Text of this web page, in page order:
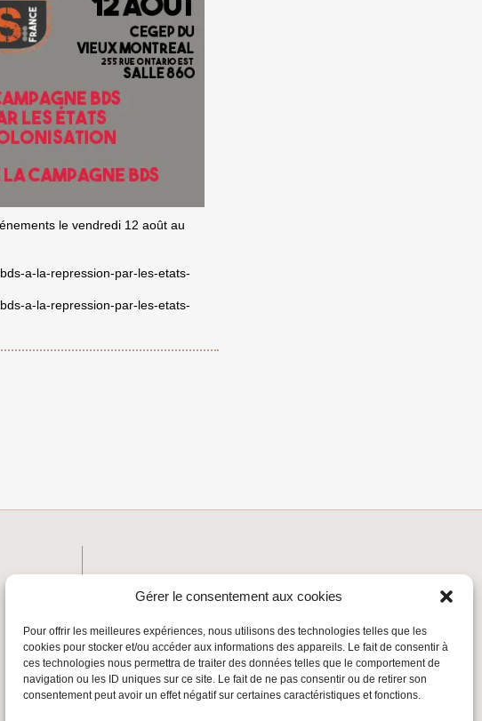
Gérer le consentement aux cookies
Pour offrir les meilleures expériences, nous utilisons des technologies telles que les
cookies pour stocker et/ou accéder aux informations des appareils. Le fait de consentir à
ces technologies nous permettra de traiter des données telles que le comportement de
navigation ou les ID uniques sur ce site. Le fait de ne pas consentir ou de retirer son
consentement peut avoir un effet négatif sur certaines caractéristiques et fonctions.
le vendredi 12 août au
a-la-repression-par-les-etats-
a-la-repression-par-les-etats-
INSCRIVEZ-VOUS À LA NEWSLETTER
Email
Valider